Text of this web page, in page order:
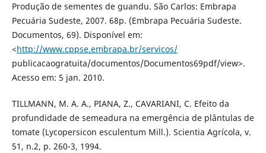
Produção de sementes de guandu. São Carlos: Embrapa
Pecuária Sudeste, 2007. 68p. (Embrapa Pecuária Sudeste.
Documentos, 69). Disponível em:
<http://www.cppse.embrapa.br/servicos/
publicacaogratuita/documentos/Documentos69pdf/view>.
Acesso em: 5 jan. 2010.
TILLMANN, M. A. A., PIANA, Z., CAVARIANI, C. Efeito da
profundidade de semeadura na emergência de plântulas de
tomate (Lycopersicon esculentum Mill.). Scientia Agrícola, v.
51, n.2, p. 260-3, 1994.